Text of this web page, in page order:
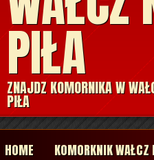
PIŁA
ZNAJDZ KOMORNIKA W
PIŁA
HOME KOMORKNIK